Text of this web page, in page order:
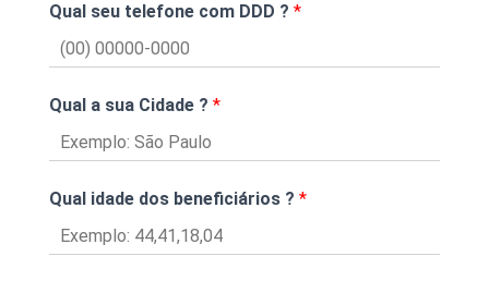
Qual seu telefone com DDD ? *
Qual a sua Cidade ? *
Qual idade dos beneficiários ? *